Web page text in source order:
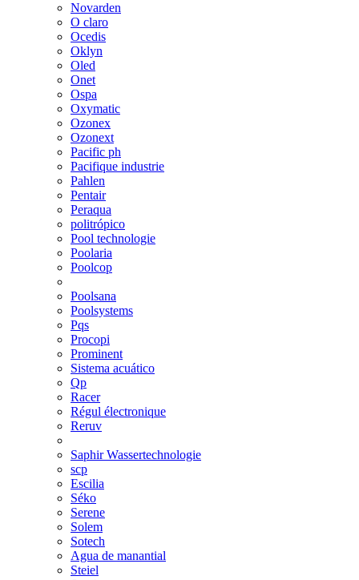
Novarden
O claro
Ocedis
Oklyn
Oled
Onet
Ospa
Oxymatic
Ozonex
Ozonext
Pacific ph
Pacifique industrie
Pahlen
Pentair
Peraqua
politrópico
Pool technologie
Poolaria
Poolcop
Poolsana
Poolsystems
Pqs
Procopi
Prominent
Sistema acuático
Qp
Racer
Régul électronique
Reruv
Saphir Wassertechnologie
scp
Escilia
Séko
Serene
Solem
Sotech
Agua de manantial
Steiel